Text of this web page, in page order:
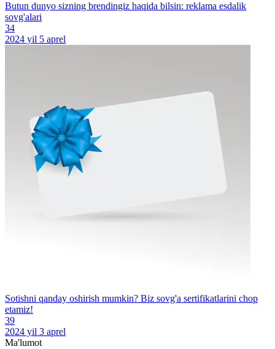
Butun dunyo sizning brendingiz haqida bilsin: reklama esdalik
sovg'alari
34
2024 yil 5 aprel
Sotishni qanday oshirish mumkin? Biz sovg'a sertifikatlarini chop
etamiz!
39
2024 yil 3 aprel
Ma'lumot